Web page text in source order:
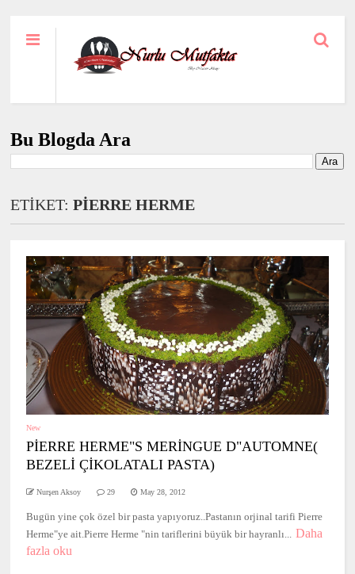
Bu Blogda Ara
ETİKET:PİERRE HERME
New
PİERRE HERME"S MERİNGUE D"AUTOMNE(
BEZELİ ÇİKOLATALI PASTA)
Nurşen Aksoy 29 May 28, 2012
Bugün yine çok özel bir pasta yapıyoruz..Pastanın orjinal tarifi Pierre
Herme"ye ait.Pierre Herme "nin tariflerini büyük bir hayranlı... Daha
fazla oku